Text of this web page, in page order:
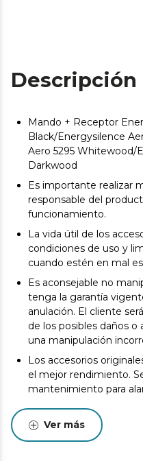
Descripción
Mando + Receptor
Black/Energysilence
Aero 5295 Whitewood/
Darkwood
Es importante realizar
responsable del
funcionamiento.
La vida útil de los
condiciones de uso y
cuando estén en mal
Es aconsejable no
tenga la garantía
anulación. El cliente
de los posibles daños
una manipulación
Los accesorios
el mejor rendimiento.
mantenimiento para
Ver más